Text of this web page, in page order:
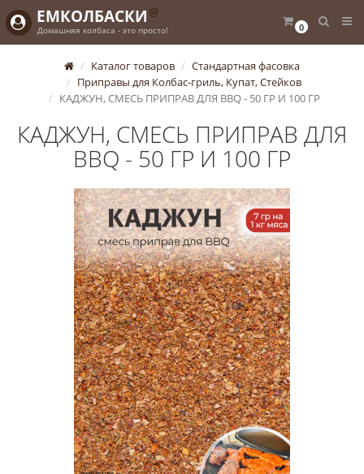
0
ЕМКОЛБАСКИ @
Домашняя колбаса - это просто!
Каталог товаров
Стандартная фасовка
Приправы для Колбас-гриль, Купат, Стейков
КАДЖУН, СМЕСЬ ПРИПРАВ ДЛЯ BBQ - 50 ГР И 100 ГР
КАДЖУН, СМЕСЬ ПРИПРАВ ДЛЯ
BBQ - 50 ГР И 100 ГР